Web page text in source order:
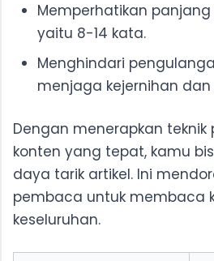
Memperhatikan
yaitu 8-14 kata.
Menghindari
menjaga kejernihan
Dengan menerapkan
konten yang tepat, kamu
daya tarik artikel. Ini
pembaca untuk membaca
keseluruhan.